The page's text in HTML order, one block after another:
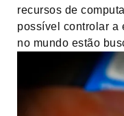
recursos de
possível controlar a
no mundo estão